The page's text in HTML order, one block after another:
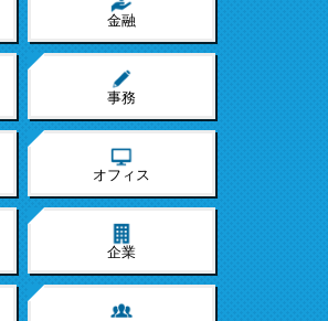
金融
事務
オフィス
企業